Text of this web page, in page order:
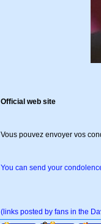
Official web site
Vous pouvez envoyer vos
You can send your
(links posted by fans in the